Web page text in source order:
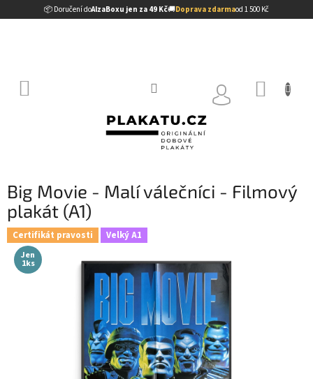
📦 Doručení doAlzaBoxu jen za 49 Kč🚚Doprava zdarmaod 1 500 Kč
na
Big Movie - Malí válečníci - Filmový
plakát (A1)
Certifikát pravosti Velký A1
Jen
1ks